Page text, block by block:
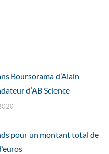
Boursorama d’Alain
d’AB Science
pour un montant total de